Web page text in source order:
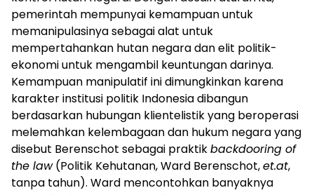
pemerintah mempunyai kemampuan untuk
memanipulasinya sebagai alat untuk
mempertahankan hutan negara dan elit politik-
ekonomi untuk mengambil keuntungan darinya.
Kemampuan manipulatif ini dimungkinkan karena
karakter institusi politik Indonesia dibangun
berdasarkan hubungan klientelistik yang beroperasi
melemahkan kelembagaan dan hukum negara yang
disebut Berenschot sebagai praktikbackdooring of
the law(Politik Kehutanan, Ward Berenschot,et.at,
tanpa tahun). Ward mencontohkan banyaknya